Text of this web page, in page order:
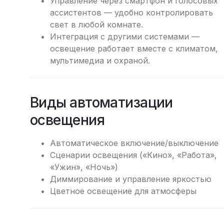
ассистентов — удобно контролировать
свет в любой комнате.
Интеграция с другими системами —
освещение работает вместе с климатом,
мультимедиа и охраной.
Виды автоматизации
освещения
Автоматическое включение/выключение
Сценарии освещения («Кино», «Работа»,
«Ужин», «Ночь»)
Диммирование и управление яркостью
Цветное освещение для атмосферы